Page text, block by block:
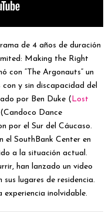
de 4 años de duración
Making the Right
con “The Argonauts” un
y sin discapacidad del
por Ben Duke ( Lost
Dance
por el Sur del Cáucaso.
el SouthBank Center en
a la situación actual.
han lanzado un video
lugares de residencia.
experiencia inolvidable.